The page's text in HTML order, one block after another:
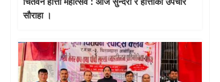
साैराहा ।